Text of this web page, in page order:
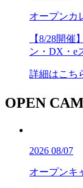
オープンカ
【8/28開
ン・DX・e
詳細はこち
OPEN
2026 08/07
オープンキ